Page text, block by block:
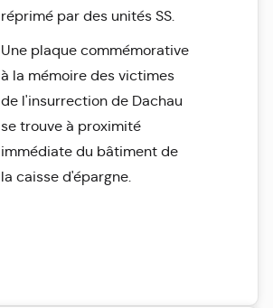
réprimé par des unités SS.
Une plaque commémorative
à la mémoire des victimes
de l'insurrection de Dachau
se trouve à proximité
immédiate du bâtiment de
la caisse d'épargne.